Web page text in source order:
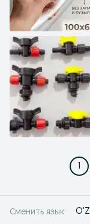
1
Сменить язык: O'Z